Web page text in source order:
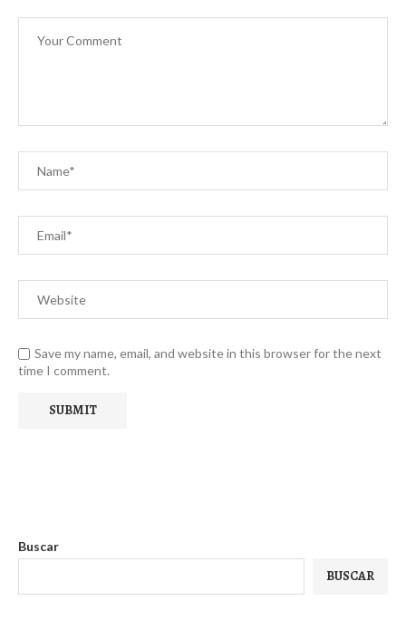
Save my name, email, and website in this browser for the next
time I comment.
Buscar
BUSCAR